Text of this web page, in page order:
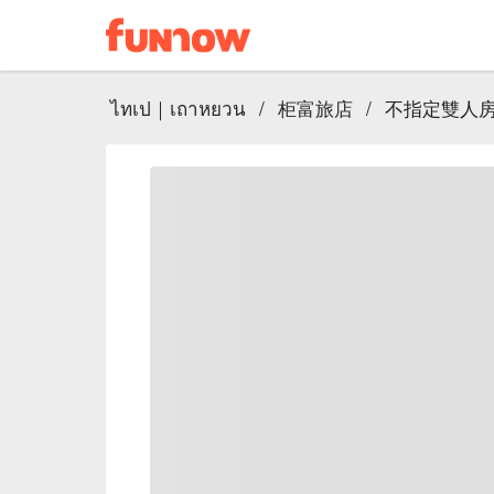
ไทเป｜เถาหยวน / 柜富旅店 / 不指定雙人